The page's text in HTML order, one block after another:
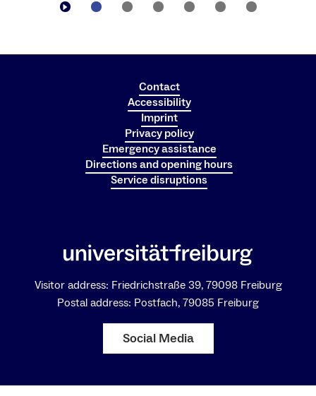
Contact
Accessibility
Imprint
Privacy policy
Emergency assistance
Directions and opening hours
Service disruptions
Visitor address: Friedrichstraße 39, 79098 Freiburg
Postal address: Postfach, 79085 Freiburg
Social Media